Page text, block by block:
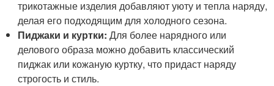
трикотажные изделия добавляют уюту и тепла наряду,
делая его подходящим для холодного сезона.
Пиджаки и куртки: Для более нарядного или
делового образа можно добавить классический
пиджак или кожаную куртку, что придаст наряду
строгость и стиль.